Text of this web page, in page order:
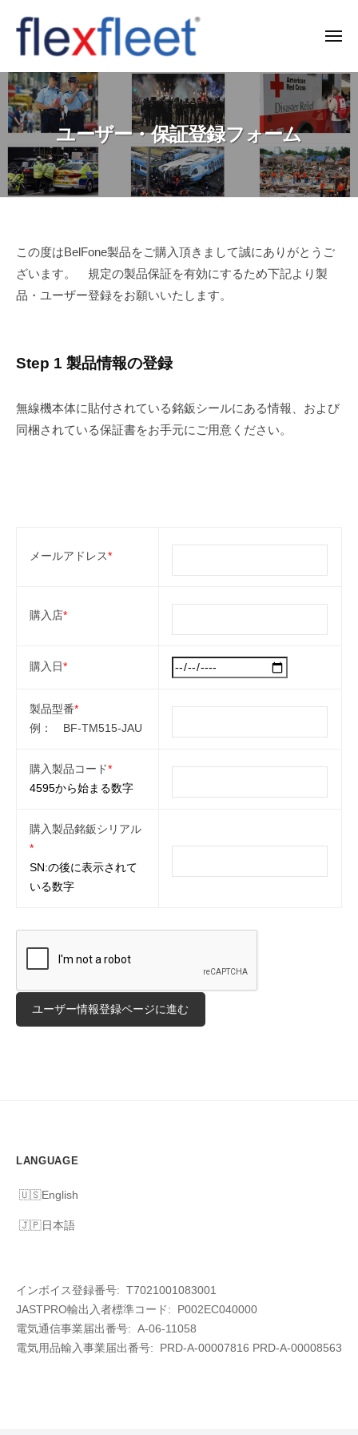
ン
ツ
へ
キ
ッ
F
l
e
x
F
l
t
C
o
L
d
.
メ
ー
ユーザー・保証登録フォーム
ユ
ー
保
証
登
05-
Sato
この度はBelFone製品をご購入頂きまして誠にありがとうご
ざいます。 規定の製品保証を有効にするため下記より製
品・ユーザー登録をお願いいたします。
Step 1 製品情報の登録
無線機本体に貼付されている銘鈑シールにある情報、および
同梱されている保証書をお手元にご用意ください。
メールアドレス*
購入店*
購入日*
製品型番*
例： BF-TM515-JAU
購入製品コード*
4595から始まる数字
購入製品銘鈑シリアル
*
SN:の後に表示されて
いる数字
LANGUAGE
English
日本語
インボイス登録番号: T7021001083001
JASTPRO輸出入者標準コード: P002EC040000
電気通信事業届出番号: A-06-11058
電気用品輸入事業届出番号: PRD-A-00007816 PRD-A-00008563